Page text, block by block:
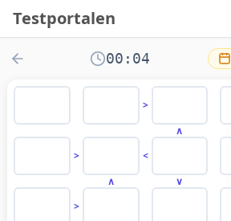
Testportalen
00:04
>
> <
>
∧
∧ ∨